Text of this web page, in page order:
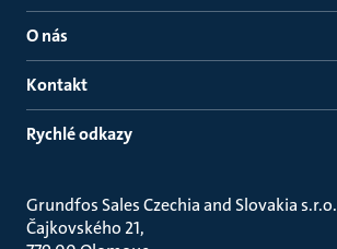
O nás
Kontakt
Rychlé odkazy
Grundfos Sales Czechia and Slovakia s.r.o.
Čajkovského 21